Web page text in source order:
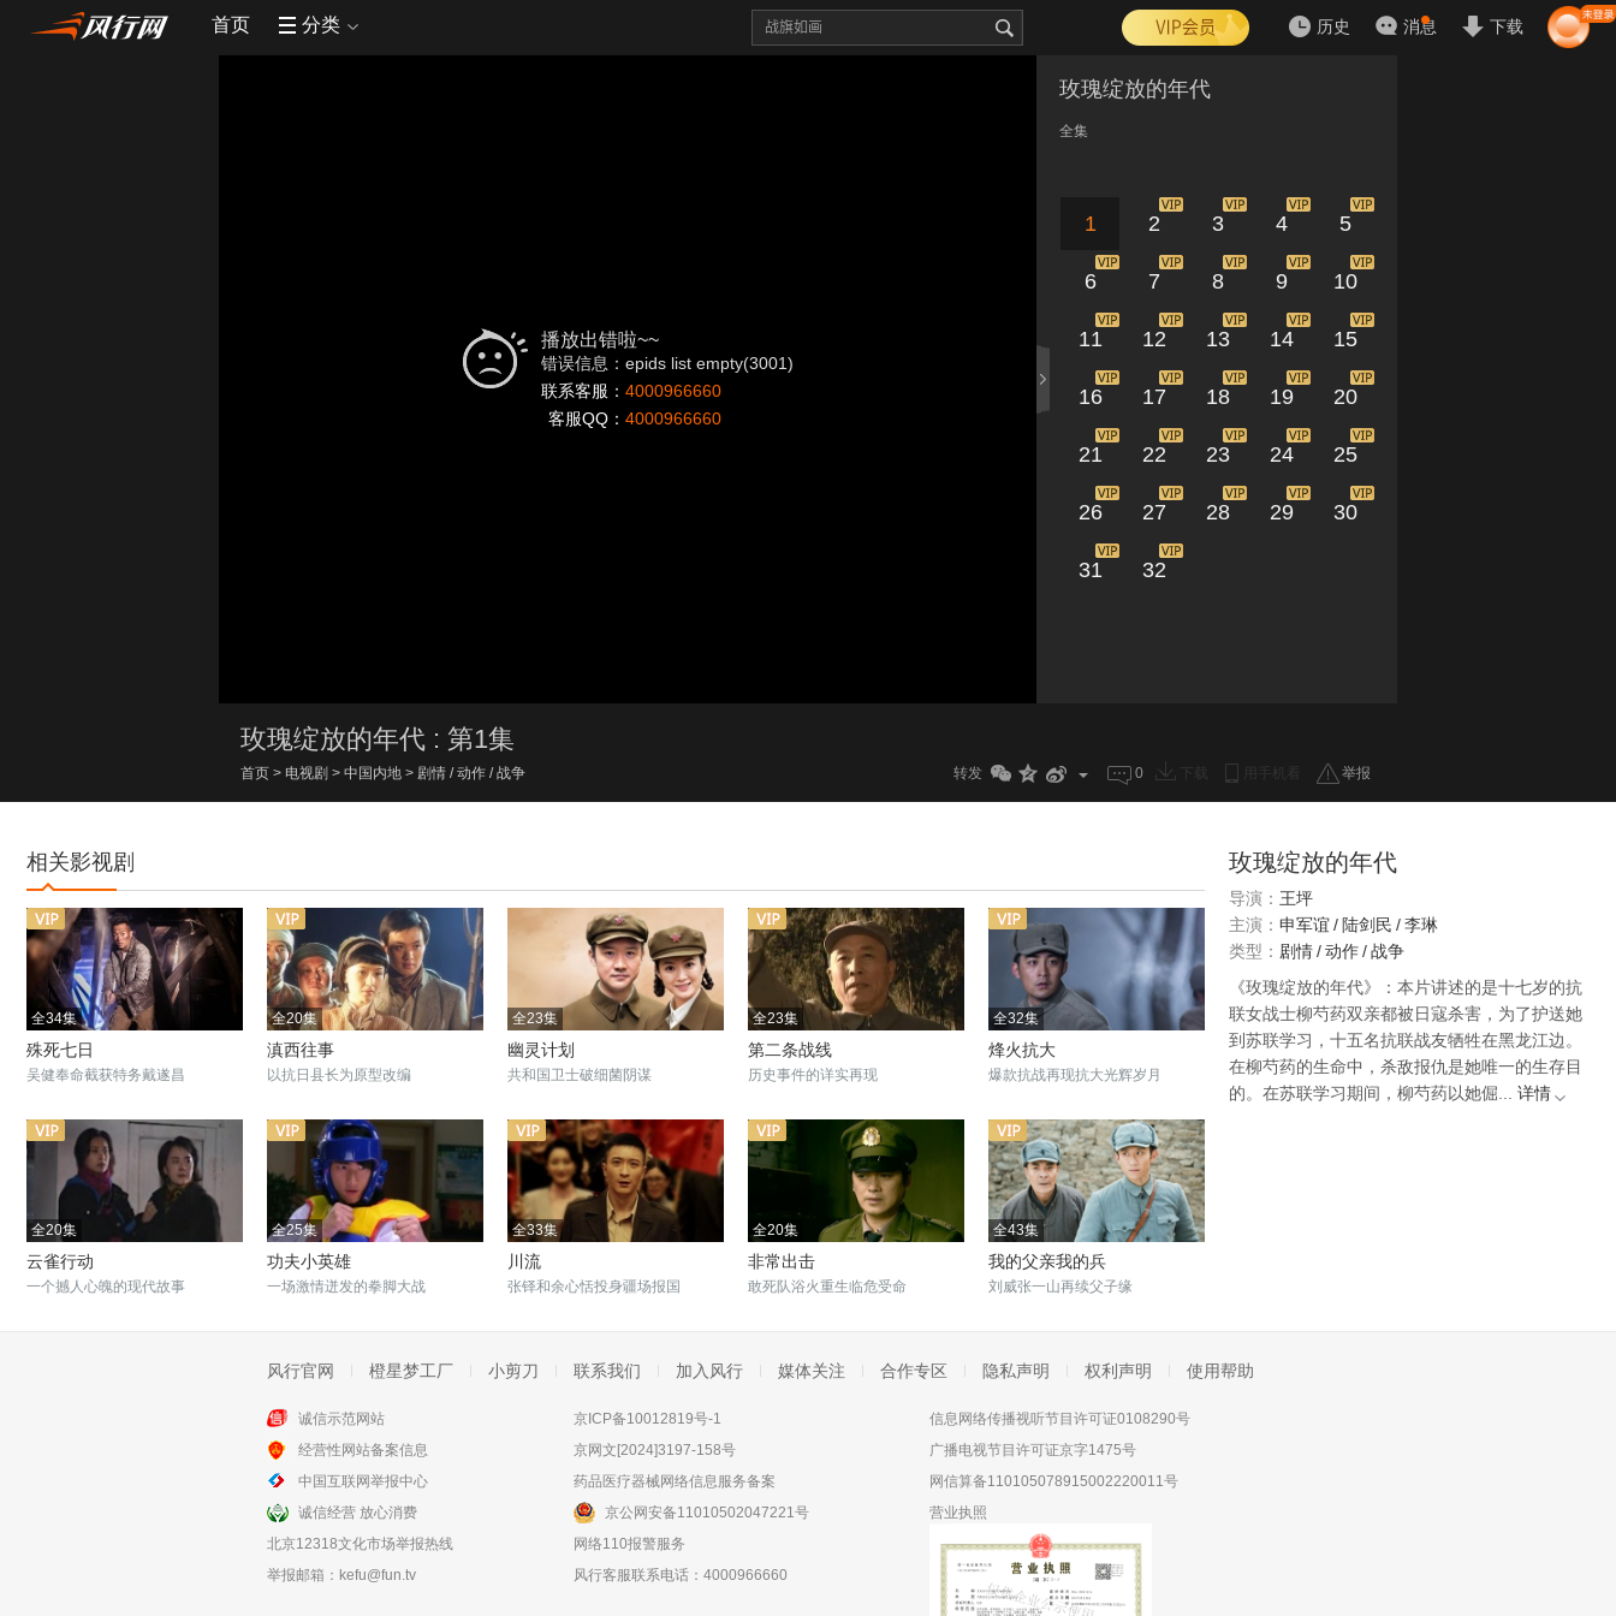
首页 分类 历史 消息 下载
播放出错啦~~
错误信息：epids list empty(3001)
联系客服： 4000966660
客服QQ： 4000966660
玫瑰绽放的年代
全集
1 2 3 4 5
6 7 8 9 10
11 12 13 14 15
16 17 18 19 20
21 22 23 24 25
26 27 28 29 30
31 32
玫瑰绽放的年代 : 第1集
首页 > 电视剧 > 中国内地 > 剧情 / 动作 / 战争 转发 0 举报
相关影视剧
全34集
殊死七日
吴健奉命截获特务戴遂昌
全20集
滇西往事
以抗日县长为原型改编
全23集
幽灵计划
共和国卫士破细菌阴谋
全23集
第二条战线
历史事件的详实再现
全32集
烽火抗大
爆款抗战再现抗大光辉岁月
全20集
云雀行动
一个撼人心魄的现代故事
全25集
功夫小英雄
一场激情迸发的拳脚大战
全33集
川流
张铎和余心恬投身疆场报国
全20集
非常出击
敢死队浴火重生临危受命
全43集
我的父亲我的兵
刘威张一山再续父子缘
全33集
我们的队伍向太阳
玫瑰绽放的年代
导演： 王坪
主演： 申军谊/ 陆剑民 /李琳
类型： 剧情/动作/战争
《玫瑰绽放的年代》：本片讲述的是十七岁的抗
联女战士柳芍药双亲都被日寇杀害，为了护送她
到苏联学习，十五名抗联战友牺牲在黑龙江边。
在柳芍药的生命中，杀敌报仇是她唯一的生存目
的。在苏联学习期间，柳芍药以她倔...
详情
风行官网 橙星梦工厂 小剪刀 联系我们 加入风行 媒体关注 合作专区 隐私声明 权利声明 使用帮助
诚信示范网站
经营性网站备案信息
中国互联网举报中心
诚信经营 放心消费
北京12318文化市场举报热线
举报邮箱： kefu@fun.tv
京ICP备10012819号-1
京网文[2024]3197-158号
药品医疗器械网络信息服务备案
京公网安备11010502047221号
网络110报警服务
风行客服联系电话：4000966660
信息网络传播视听节目许可证0108290号
广播电视节目许可证京字1475号
网信算备110105078915002220011号
营业执照